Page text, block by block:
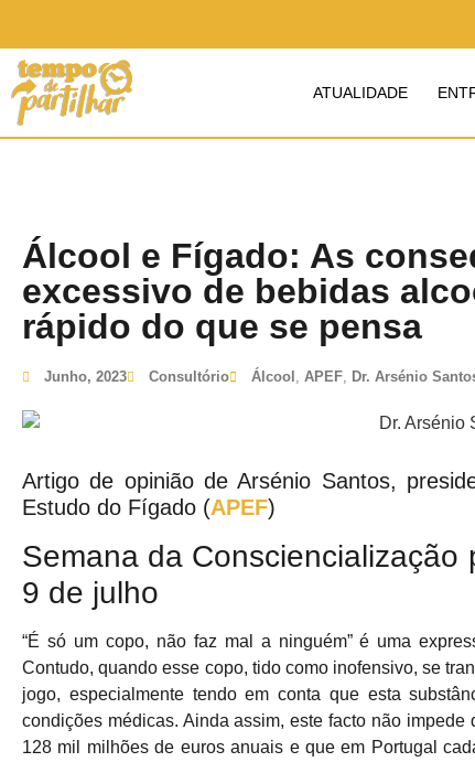
ATUALIDADE
Álcool e Fígado: As
excessivo de bebidas
rápido do que se pensa
Junho, 2023 Consultório Álcool , APEF, Dr. Arsénio
Artigo de opinião de Arsénio Santos,
Estudo do Fígado (APEF)
Semana da
9 de julho
“É só um copo, não faz mal a ninguém” é uma
Contudo, quando esse copo, tido como inofensivo, se
jogo, especialmente tendo em conta que esta
condições médicas. Ainda assim, este facto não
128 mil milhões de euros anuais e que em Portugal